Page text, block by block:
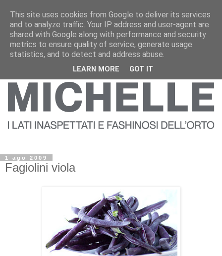
1 ago 2009
Fagiolini viola
This site uses cookies from Google to deliver its services
and to analyze traffic. Your IP address and user-agent are
shared with Google along with performance and security
metrics to ensure quality of service, generate usage
statistics, and to detect and address abuse.
LEARN MORE GOT IT